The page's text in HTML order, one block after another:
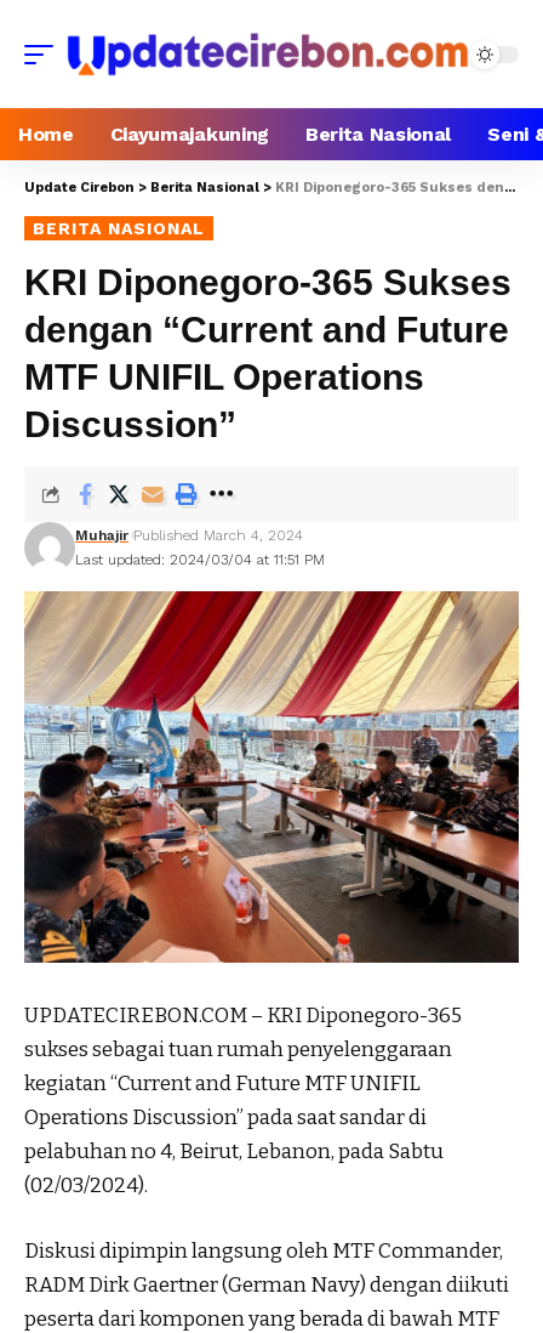
Home Ciayumajakuning Berita Nasional Seni
Update Cirebon > Berita Nasional > KRI Diponegoro-365 Sukses dengan “Current and Future MTF UNIFIL Operations Discussion”
BERITA NASIONAL
KRI Diponegoro-365 Sukses
dengan “Current and Future
MTF UNIFIL Operations
Discussion”
Last updated: 2024/03/04 at 11:51 PM
Muhajir Published March 4, 2024
UPDATECIREBON.COM – KRI Diponegoro-365
sukses sebagai tuan rumah penyelenggaraan
kegiatan “Current and Future MTF UNIFIL
Operations Discussion” pada saat sandar di
pelabuhan no 4, Beirut, Lebanon, pada Sabtu
(02/03/2024).
Diskusi dipimpin langsung oleh MTF Commander,
RADM Dirk Gaertner (German Navy) dengan diikuti
peserta dari komponen yang berada di bawah MTF